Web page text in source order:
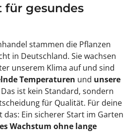
für gesundes
stammen die Pflanzen
in Deutschland. Sie wachsen
unserem Klima auf und sind
Temperaturen und unsere
Das ist kein Standard, sondern
für Qualität. Für deine
das: Ein sicherer Start im Garten
Wachstum ohne lange